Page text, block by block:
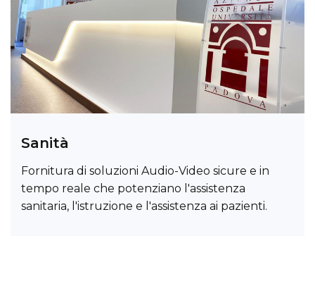
Sanità
Fornitura di soluzioni Audio-Video sicure e in
tempo reale che potenziano l'assistenza
sanitaria, l'istruzione e l'assistenza ai pazienti.